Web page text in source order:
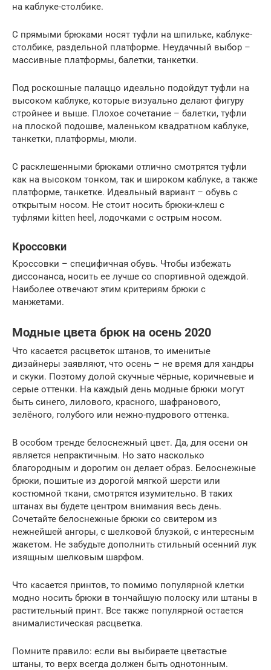
на каблуке-столбике.
С прямыми брюками носят туфли на шпильке, каблуке-
столбике, раздельной платформе. Неудачный выбор –
массивные платформы, балетки, танкетки.
Под роскошные палаццо идеально подойдут туфли на
высоком каблуке, которые визуально делают фигуру
стройнее и выше. Плохое сочетание – балетки, туфли
на плоской подошве, маленьком квадратном каблуке,
танкетки, платформы, мюли.
С расклешенными брюками отлично смотрятся туфли
как на высоком тонком, так и широком каблуке, а также
платформе, танкетке. Идеальный вариант – обувь с
открытым носом. Не стоит носить брюки-клеш с
туфлями kitten heel, лодочками с острым носом.
Кроссовки
Кроссовки – специфичная обувь. Чтобы избежать
диссонанса, носить ее лучше со спортивной одеждой.
Наиболее отвечают этим критериям брюки с
манжетами.
Модные цвета брюк на осень 2020
Что касается расцветок штанов, то именитые
дизайнеры заявляют, что осень – не время для хандры
и скуки. Поэтому долой скучные чёрные, коричневые и
серые оттенки. На каждый день модные брюки могут
быть синего, лилового, красного, шафранового,
зелёного, голубого или нежно-пудрового оттенка.
В особом тренде белоснежный цвет. Да, для осени он
является непрактичным. Но зато насколько
благородным и дорогим он делает образ. Белоснежные
брюки, пошитые из дорогой мягкой шерсти или
костюмной ткани, смотрятся изумительно. В таких
штанах вы будете центром внимания весь день.
Сочетайте белоснежные брюки со свитером из
нежнейшей ангоры, с шелковой блузкой, с интересным
жакетом. Не забудьте дополнить стильный осенний лук
изящным шелковым шарфом.
Что касается принтов, то помимо популярной клетки
модно носить брюки в тончайшую полоску или штаны в
растительный принт. Все также популярной остается
анималистическая расцветка.
Помните правило: если вы выбираете цветастые
штаны, то верх всегда должен быть однотонным.